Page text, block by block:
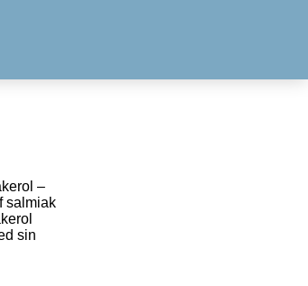
–
salmiak
sin